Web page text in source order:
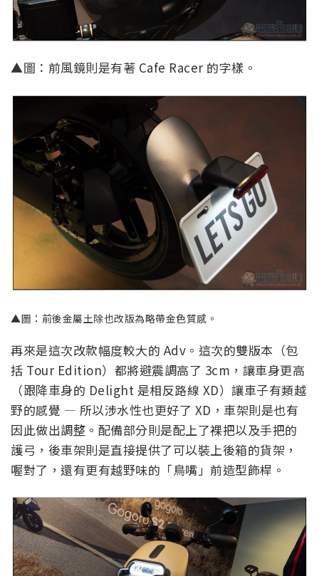
▲圖：前風鏡則是有著 Cafe Racer 的字樣。
▲圖：前後金屬土除也改版為略帶金色質感。
再來是這次改款幅度較大的 Adv。這次的雙版本（包
括 Tour Edition）都將避震調高了 3cm，讓車身更高
（跟降車身的 Delight 是相反路線 XD）讓車子有類越
野的感覺 — 所以涉水性也更好了 XD，車架則是也有
因此做出調整。配備部分則是配上了裸把以及手把的
護弓，後車架則是直接提供了可以裝上後箱的貨架，
喔對了，還有更有越野味的「鳥嘴」前造型飾桿。